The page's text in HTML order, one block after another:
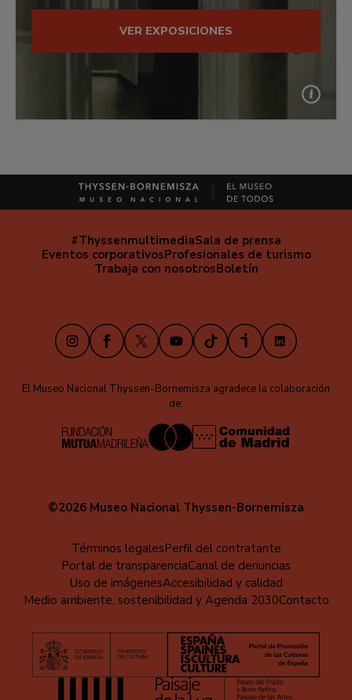
VER EXPOSICIONES
Navegación
secundaria
#ThyssenmultimediaSala de prensa
Eventos corporativosProfesionales de turismo
Trabaja con nosotrosBoletín
InstagramFacebook
X YoutubeTikTokiVooxLinkedIn
El Museo Nacional Thyssen-Bornemisza agradece la colaboración
de:
©2026 Museo Nacional Thyssen-Bornemisza
pie
Términos legalesPerfil del contratante
Portal de transparenciaCanal de denuncias
Uso de imágenesAccesibilidad y calidad
Medio ambiente, sostenibilidad y Agenda 2030Contacto